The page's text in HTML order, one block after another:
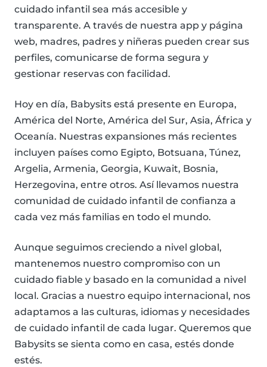
cuidado infantil sea más accesible y
transparente. A través de nuestra app y página
web, madres, padres y niñeras pueden crear sus
perfiles, comunicarse de forma segura y
gestionar reservas con facilidad.
Hoy en día, Babysits está presente en Europa,
América del Norte, América del Sur, Asia, África y
Oceanía. Nuestras expansiones más recientes
incluyen países como Egipto, Botsuana, Túnez,
Argelia, Armenia, Georgia, Kuwait, Bosnia,
Herzegovina, entre otros. Así llevamos nuestra
comunidad de cuidado infantil de confianza a
cada vez más familias en todo el mundo.
Aunque seguimos creciendo a nivel global,
mantenemos nuestro compromiso con un
cuidado fiable y basado en la comunidad a nivel
local. Gracias a nuestro equipo internacional, nos
adaptamos a las culturas, idiomas y necesidades
de cuidado infantil de cada lugar. Queremos que
Babysits se sienta como en casa, estés donde
estés.